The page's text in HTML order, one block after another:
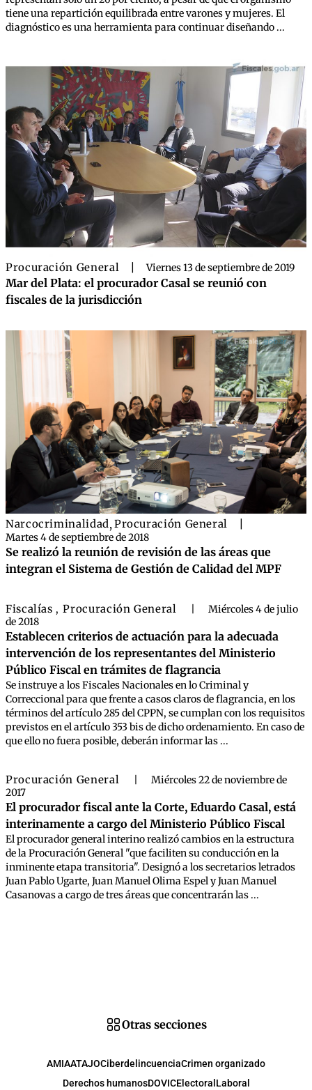
tiene una repartición equilibrada entre varones y mujeres. El
diagnóstico es una herramienta para continuar diseñando ...
Procuración General Viernes 13 de septiembre de 2019
Mar del Plata: el procurador Casal se reunió con
fiscales de la jurisdicción
Narcocriminalidad,Procuración General
Martes 4 de septiembre de 2018
Se realizó la reunión de revisión de las áreas que
integran el Sistema de Gestión de Calidad del MPF
Fiscalías , Procuración General
Miércoles 4 de julio
de 2018
Establecen criterios de actuación para la adecuada
intervención de los representantes del Ministerio
Público Fiscal en trámites de flagrancia
Se instruye a los Fiscales Nacionales en lo Criminal y
Correccional para que frente a casos claros de flagrancia, en los
términos del artículo 285 del CPPN, se cumplan con los requisitos
previstos en el artículo 353 bis de dicho ordenamiento. En caso de
que ello no fuera posible, deberán informar las ...
Procuración General
Miércoles 22 de noviembre de
2017
El procurador fiscal ante la Corte, Eduardo Casal, está
interinamente a cargo del Ministerio Público Fiscal
El procurador general interino realizó cambios en la estructura
de la Procuración General "que faciliten su conducción en la
inminente etapa transitoria". Designó a los secretarios letrados
Juan Pablo Ugarte, Juan Manuel Olima Espel y Juan Manuel
Casanovas a cargo de tres áreas que concentrarán las ...
Otras secciones
AMIAATAJOCiberdelincuenciaCrimen organizado
Derechos humanosDOVICElectoral Laboral